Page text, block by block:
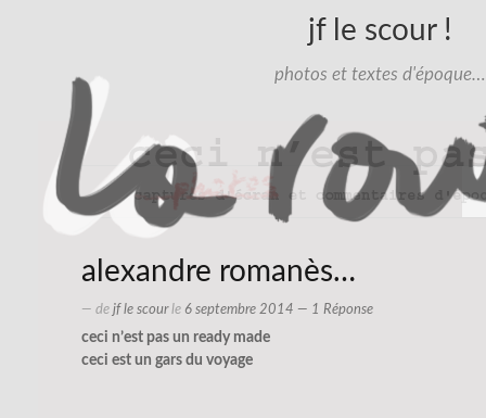
jf le scour !
photos et textes d'époque…
alexandre romanès…
— de jf le scourle 6 septembre 2014 — 1 Réponse
ceci n’est pas un ready made
ceci est un gars du voyage